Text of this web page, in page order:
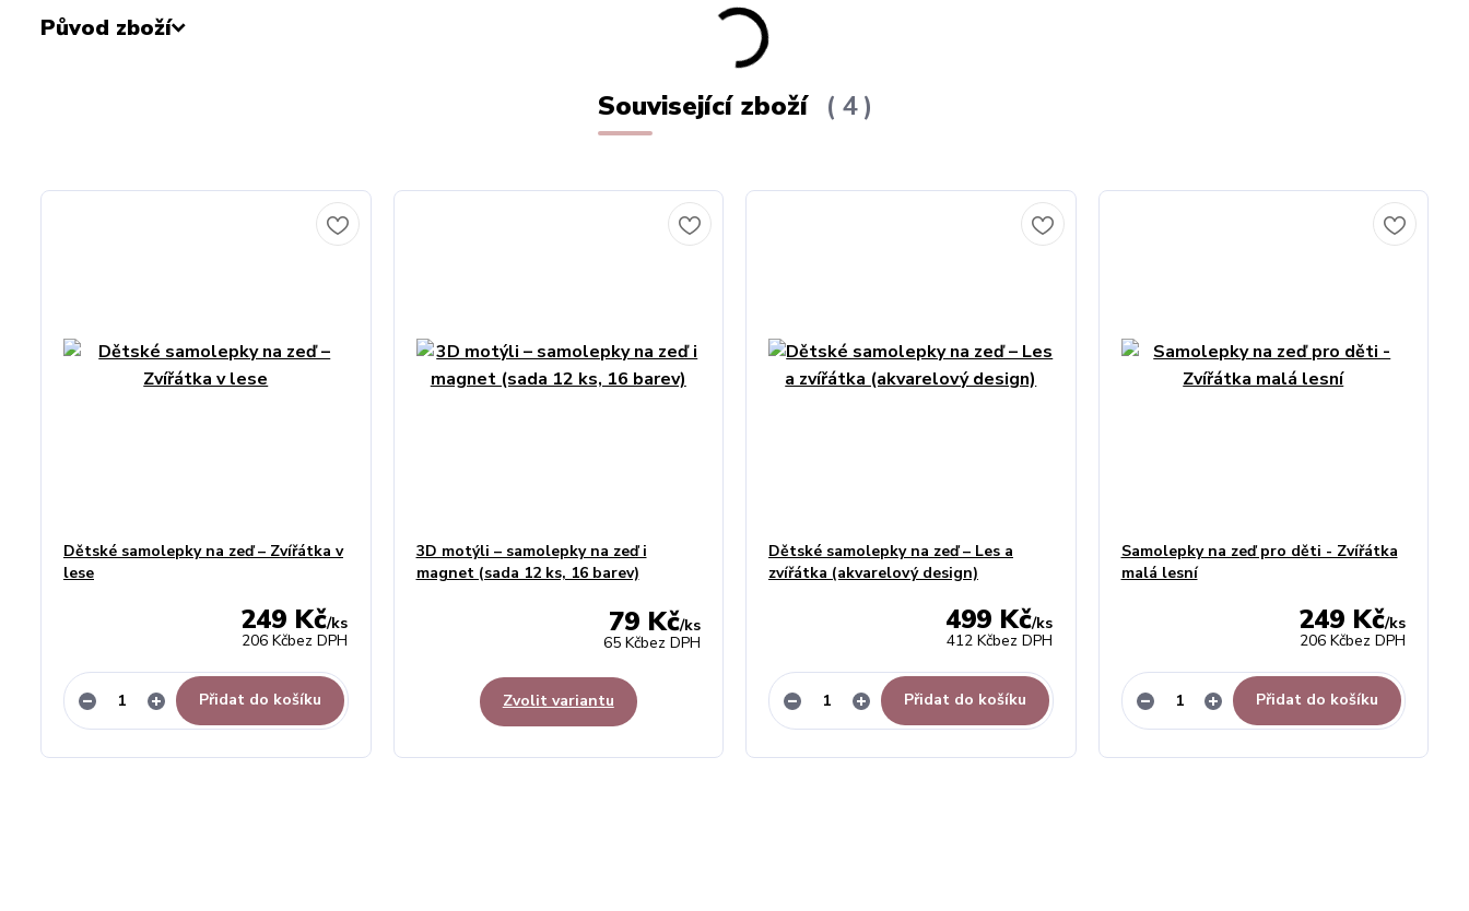
Původ zboží
Související zboží 4
Dětské samolepky na zeď – Zvířátka v
lese
249 Kč/ks
206 Kčbez DPH
Přidat do košíku
3D motýli – samolepky na zeď i
magnet (sada 12 ks, 16 barev)
79 Kč/ks
65 Kčbez DPH
Zvolit variantu
Dětské samolepky na zeď – Les a
zvířátka (akvarelový design)
499 Kč/ks
412 Kčbez DPH
Přidat do košíku
Samolepky na zeď pro děti - Zvířátka
malá lesní
249 Kč/ks
206 Kčbez DPH
Přidat do košíku